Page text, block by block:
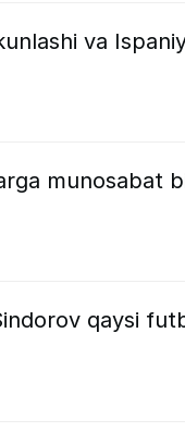
va
munosabat
qaysi